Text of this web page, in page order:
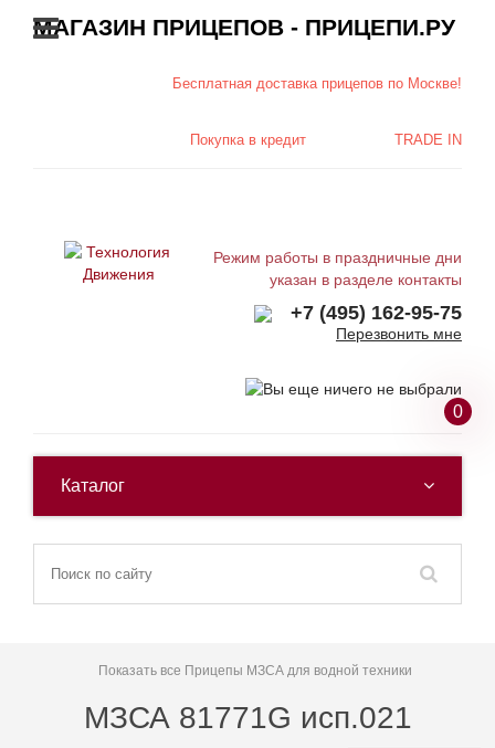
МАГАЗИН ПРИЦЕПОВ - ПРИЦЕПИ.РУ
Бесплатная доставкаприцепов по Москве!
TRADE IN
Покупка в кредит
Режим работы в праздничные дни
указан в разделе контакты
+7 (495) 162-95-75
Перезвонить мне
0
Каталог
Показать все Прицепы МЗСА для водной техники
МЗСА 81771G исп.021